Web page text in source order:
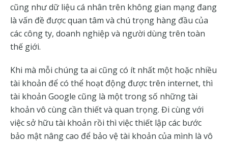
cũng như dữ liệu cá nhân trên không gian mạng đang
là vấn đề được quan tâm và chú trọng hàng đầu của
các công ty, doanh nghiệp và người dùng trên toàn
thế giới.
Khi mà mỗi chúng ta ai cũng có ít nhất một hoặc nhiều
tài khoản để có thể hoạt động được trên internet, thì
tài khoản Google cũng là một trong số những tài
khoản vô cùng cần thiết và quan trọng. Đi cùng với
việc sở hữu tài khoản rồi thì việc thiết lập các bước
bảo mật nâng cao để bảo vệ tài khoản của mình là vô